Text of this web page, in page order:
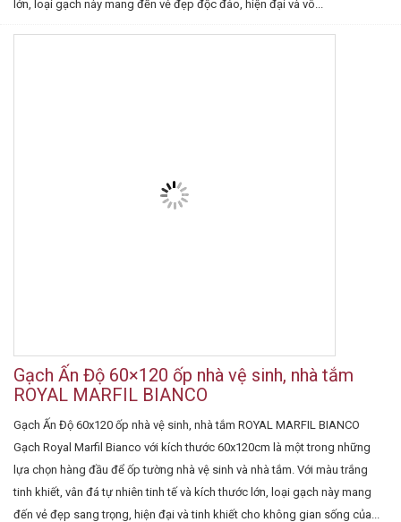
lớn, loại gạch này mang đến vẻ đẹp độc đáo, hiện đại và vô...
Gạch Ấn Độ 60×120 ốp nhà vệ sinh, nhà tắm
ROYAL MARFIL BIANCO
Gạch Ấn Độ 60x120 ốp nhà vệ sinh, nhà tắm ROYAL MARFIL BIANCO
Gạch Royal Marfil Bianco với kích thước 60x120cm là một trong những
lựa chọn hàng đầu để ốp tường nhà vệ sinh và nhà tắm. Với màu trắng
tinh khiết, vân đá tự nhiên tinh tế và kích thước lớn, loại gạch này mang
đến vẻ đẹp sang trọng, hiện đại và tinh khiết cho không gian sống của...